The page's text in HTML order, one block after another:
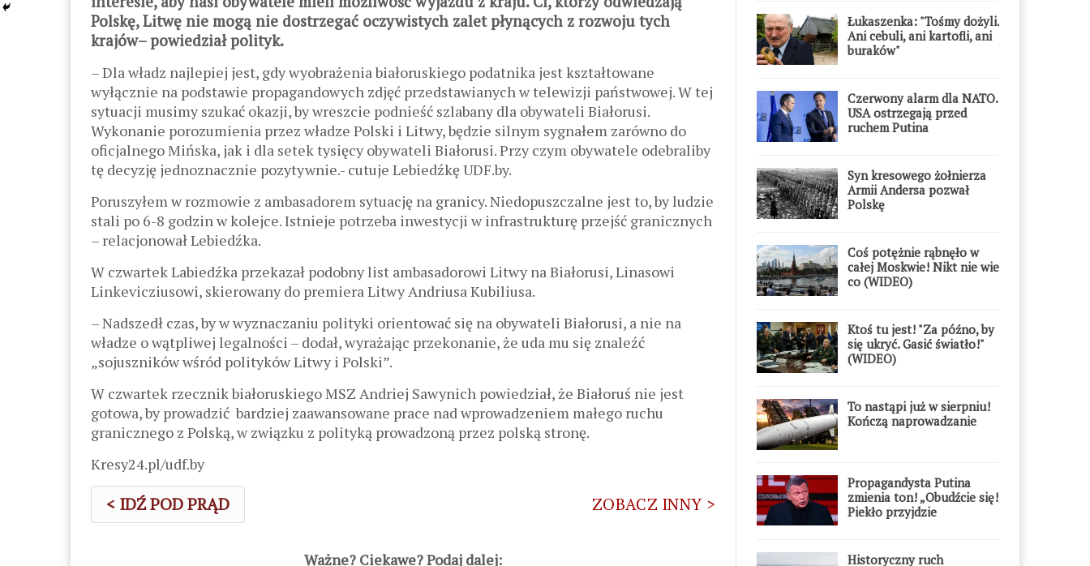
Polskę, Litwę nie mogą nie dostrzegać oczywistych zalet płynących z rozwoju tych
krajów– powiedział polityk.
– Dla władz najlepiej jest, gdy wyobrażenia białoruskiego podatnika jest kształtowane
wyłącznie na podstawie propagandowych zdjęć przedstawianych w telewizji państwowej. W tej
sytuacji musimy szukać okazji, by wreszcie podnieść szlabany dla obywateli Białorusi.
Wykonanie porozumienia przez władze Polski i Litwy, będzie silnym sygnałem zarówno do
oficjalnego Mińska, jak i dla setek tysięcy obywateli Białorusi. Przy czym obywatele odebraliby
tę decyzję jednoznacznie pozytywnie.- cutuje Lebiedźkę UDF.by.
Poruszyłem w rozmowie z ambasadorem sytuację na granicy. Niedopuszczalne jest to, by ludzie
stali po 6-8 godzin w kolejce. Istnieje potrzeba inwestycji w infrastrukturę przejść granicznych
– relacjonował Lebiedźka.
W czwartek Labiedźka przekazał podobny list ambasadorowi Litwy na Białorusi, Linasowi
Linkevicziusowi, skierowany do premiera Litwy Andriusa Kubiliusa.
– Nadszedł czas, by w wyznaczaniu polityki orientować się na obywateli Białorusi, a nie na
władze o wątpliwej legalności – dodał, wyrażając przekonanie, że uda mu się znaleźć
„sojuszników wśród polityków Litwy i Polski”.
W czwartek rzecznik białoruskiego MSZ Andriej Sawynich powiedział, że Białoruś nie jest
gotowa, by prowadzić bardziej zaawansowane prace nad wprowadzeniem małego ruchu
granicznego z Polską, w związku z polityką prowadzoną przez polską stronę.
Kresy24.pl/udf.by
< IDŹ POD PRĄD ZOBACZ INNY >
Ważne? Ciekawe? Podaj dalej:
Łukaszenka: "Tośmy dożyli.
Ani cebuli, ani kartofli, ani
buraków"
Czerwony alarm dla NATO.
USA ostrzegają przed
ruchem Putina
Syn kresowego żołnierza
Armii Andersa pozwał
Polskę
Coś potężnie rąbnęło w
całej Moskwie! Nikt nie wie
co (WIDEO)
Ktoś tu jest! "Za późno, by
się ukryć. Gasić światło!"
(WIDEO)
To nastąpi już w sierpniu!
Kończą naprowadzanie
Propagandysta Putina
zmienia ton! „Obudźcie się!
Piekło przyjdzie
Historyczny ruch